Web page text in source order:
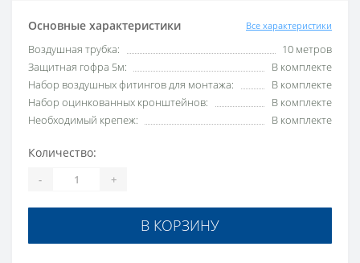
Основные характеристики Все характеристики
Воздушная трубка:
10 метров
Защитная гофра 5м:
В комплекте
Набор воздушных фитингов для монтажа:
В комплекте
Набор оцинкованных кронштейнов:
В комплекте
Необходимый крепеж:
В комплекте
Количество:
- +
В КОРЗИНУ